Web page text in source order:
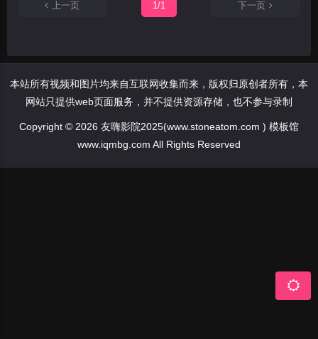
上一页 1/1 下一页
本站所有视频和图片均来自互联网收集而来，版权归原创者所有，本
网站只提供web页面服务，并不提供资源存储，也不参与录制
Copyright © 2026 友嗨影院2025(www.stoneatom.com ) 模板馆
www.iqmbg.com All Rights Reserved